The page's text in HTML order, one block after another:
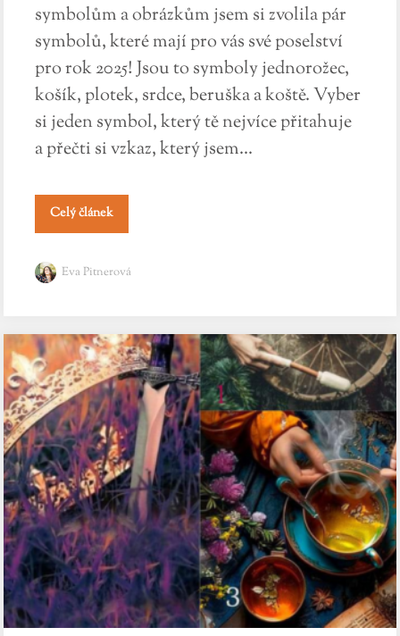
symbolům a obrázkům jsem si zvolila pár
symbolů, které mají pro vás své poselství
pro rok 2025! Jsou to symboly jednorožec,
košík, plotek, srdce, beruška a koště. Vyber
si jeden symbol, který tě nejvíce přitahuje
a přečti si vzkaz, který jsem...
Celý článek
Eva Pitnerová